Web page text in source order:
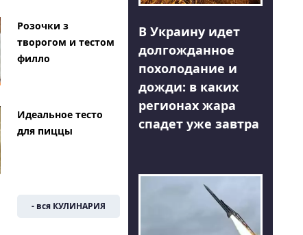
Розочки з
творогом и тестом
филло
Идеальное тесто
для пиццы
- вся КУЛИНАРИЯ
В Украину идет
долгожданное
похолодание и
дожди: в каких
регионах жара
спадет уже завтра